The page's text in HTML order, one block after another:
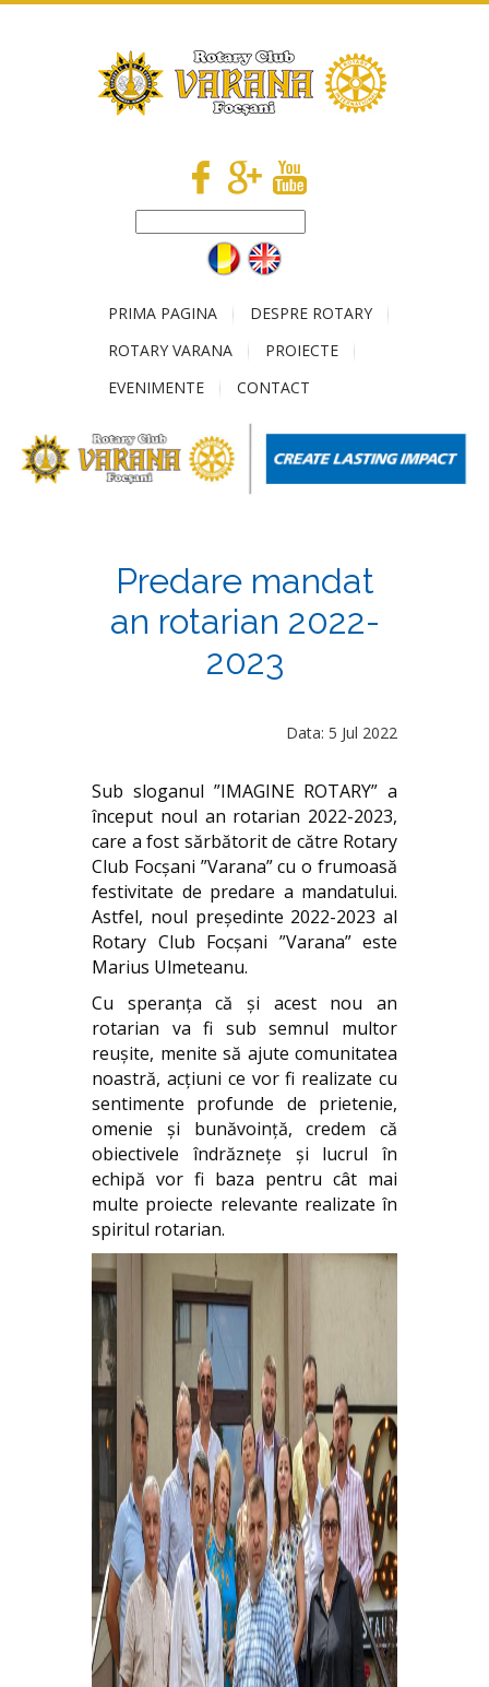
PRIMA PAGINA
DESPRE ROTARY
ROTARY VARANA
PROIECTE
EVENIMENTE
CONTACT
Predare mandat
an rotarian 2022-
2023
Data: 5 Jul 2022
Sub sloganul ”IMAGINE ROTARY” a
început noul an rotarian 2022-2023,
care a fost sărbătorit de către Rotary
Club Focșani ”Varana” cu o frumoasă
festivitate de predare a mandatului.
Astfel, noul președinte 2022-2023 al
Rotary Club Focșani ”Varana” este
Marius Ulmeteanu.
Cu speranța că și acest nou an
rotarian va fi sub semnul multor
reușite, menite să ajute comunitatea
noastră, acțiuni ce vor fi realizate cu
sentimente profunde de prietenie,
omenie și bunăvoință, credem că
obiectivele îndrăznețe și lucrul în
echipă vor fi baza pentru cât mai
multe proiecte relevante realizate în
spiritul rotarian.